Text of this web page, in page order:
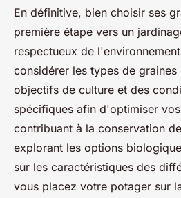
En définitive, bien choisir ses
première étape vers un
respectueux de
considérer les types de
objectifs de culture et des
spécifiques afin d'optimiser
contribuant à la conservation
explorant les options
sur les caractéristiques des
vous placez votre potager sur